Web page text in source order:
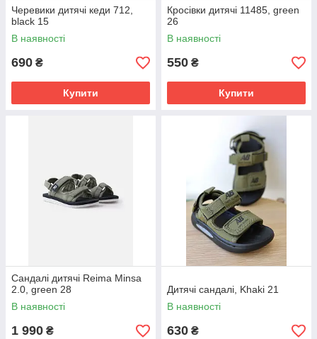
Черевики дитячі кеди 712,
black 15
В наявності
690 ₴
Купити
Кросівки дитячі 11485, green
26
В наявності
550 ₴
Купити
Сандалі дитячі Reima Minsa
2.0, green 28
В наявності
1 990 ₴
Дитячі сандалі, Khaki 21
В наявності
630 ₴